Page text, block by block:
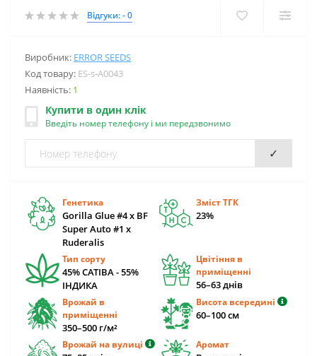
Відгуки: - 0
Виробник: ERROR SEEDS
Код товару: ES-s-A0043
Наявність: 1
Купити в один клік
Введіть номер телефону і ми передзвонимо
✓
Генетика
Gorilla Glue #4 x BF
Super Auto #1 х
Ruderalis
Зміст ТГК
23%
Тип сорту
45% САТІВА - 55%
ІНДИКА
Цвітіння в
приміщенні
56–63 днів
Врожай в
приміщенні
350–500 г/м²
Висота всередині
60–100 см
Врожай на вулиці Аромат